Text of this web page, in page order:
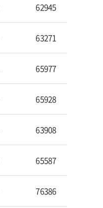
62945
63271
65977
65928
63908
65587
76386